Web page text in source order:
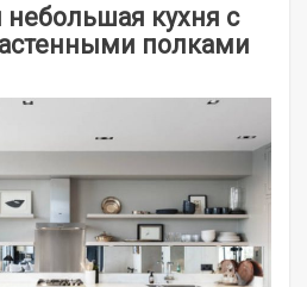
кухня с
полками